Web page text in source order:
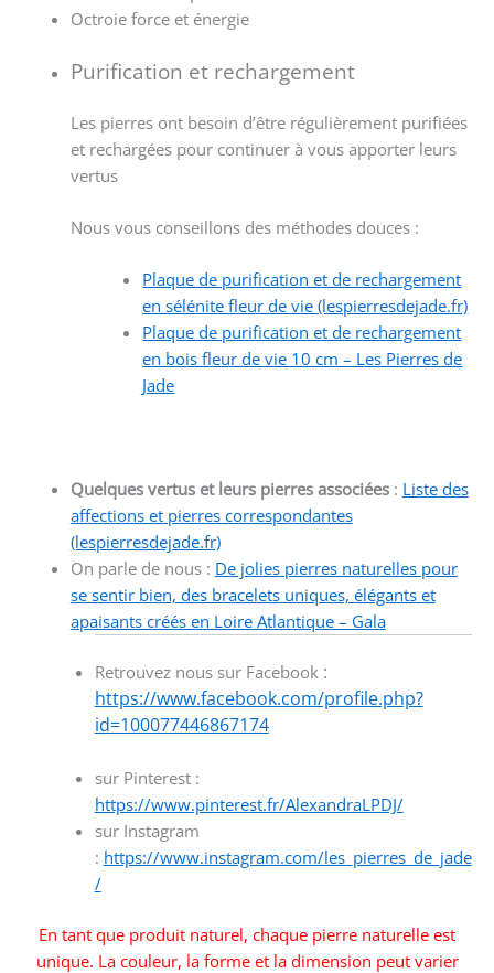
Octroie force et énergie
Purification et rechargement
Les pierres ont besoin d’être régulièrement purifiées
et rechargées pour continuer à vous apporter leurs
vertus
Nous vous conseillons des méthodes douces :
Plaque de purification et de rechargement
en sélénite fleur de vie (lespierresdejade.fr)
Plaque de purification et de rechargement
en bois fleur de vie 10 cm – Les Pierres de
Jade
Quelques vertus et leurs pierres associées : Liste des
affections et pierres correspondantes
(lespierresdejade.fr)
On parle de nous : De jolies pierres naturelles pour
se sentir bien, des bracelets uniques, élégants et
apaisants créés en Loire Atlantique – Gala
Retrouvez nous sur Facebook :
https://www.facebook.com/profile.php?
id=100077446867174
sur Pinterest :
https://www.pinterest.fr/AlexandraLPDJ/
sur Instagram
: https://www.instagram.com/les_pierres_de_jade
/
En tant que produit naturel, chaque pierre naturelle est
unique. La couleur, la forme et la dimension peut varier